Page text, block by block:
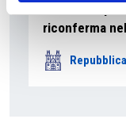
riconferma